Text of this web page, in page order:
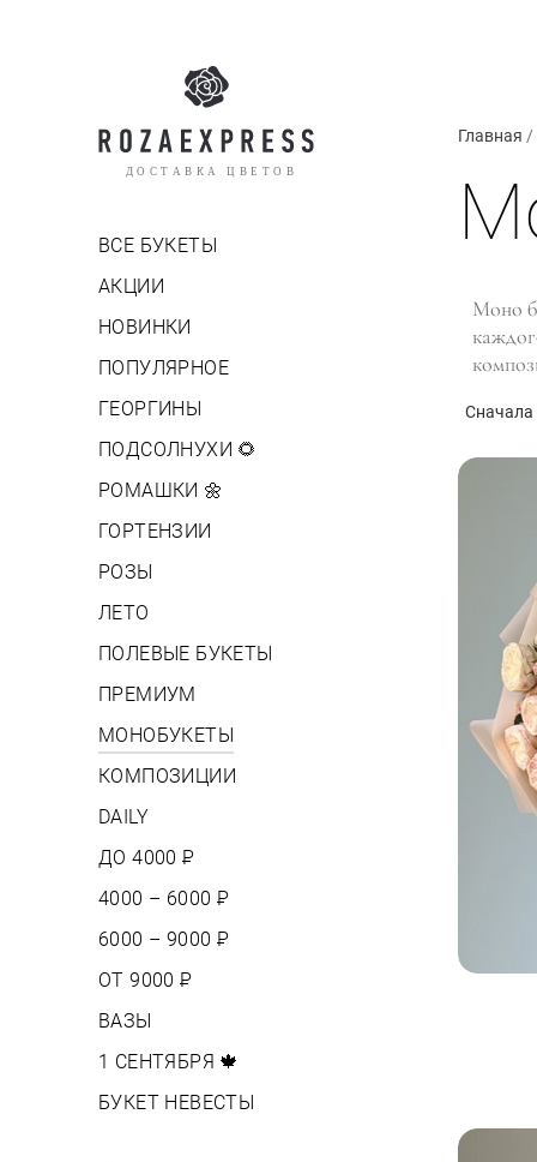
ДОСТАВКА ЦВЕТОВ
ВСЕ БУКЕТЫ
АКЦИИ
НОВИНКИ
ПОПУЛЯРНОЕ
ГЕОРГИНЫ
ПОДСОЛНУХИ 🌻
РОМАШКИ 🌼
ГОРТЕНЗИИ
РОЗЫ
ЛЕТО
ПОЛЕВЫЕ БУКЕТЫ
ПРЕМИУМ
МОНОБУКЕТЫ
КОМПОЗИЦИИ
DAILY
ДО 4000Р
4000 – 6000 Р
6000 – 9000 Р
ОТ 9000Р
ВАЗЫ
1 СЕНТЯБРЯ 🍁
БУКЕТ НЕВЕСТЫ
Главная /
Моно